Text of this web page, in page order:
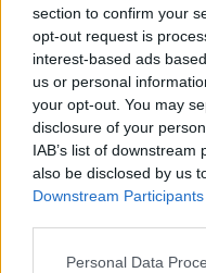
section to confirm your
opt-out request is
interest-based ads
us or personal
your opt-out. You may
disclosure of your
IAB’s list of
also be disclosed by us
Downstream Participants
Please note that this
Personal Data